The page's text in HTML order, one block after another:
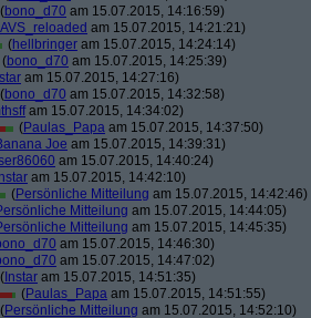
(bono_d70 am 15.07.2015, 14:16:59)
AVS_reloaded am 15.07.2015, 14:21:21)
(hellbringer am 15.07.2015, 14:24:14)
(bono_d70 am 15.07.2015, 14:25:39)
am 15.07.2015, 14:27:16)
(bono_d70 am 15.07.2015, 14:32:58)
am 15.07.2015, 14:34:02)
(Paulas_Papa am 15.07.2015, 14:37:50)
Joe am 15.07.2015, 14:39:31)
am 15.07.2015, 14:40:24)
Instar am 15.07.2015, 14:42:10)
(Persönliche Mitteilung am 15.07.2015, 14:42:46)
Mitteilung am 15.07.2015, 14:44:05)
Mitteilung am 15.07.2015, 14:45:35)
am 15.07.2015, 14:46:30)
am 15.07.2015, 14:47:02)
( Instar am 15.07.2015, 14:51:35)
(Paulas_Papa am 15.07.2015, 14:51:55)
(Persönliche Mitteilung am 15.07.2015, 14:52:10)